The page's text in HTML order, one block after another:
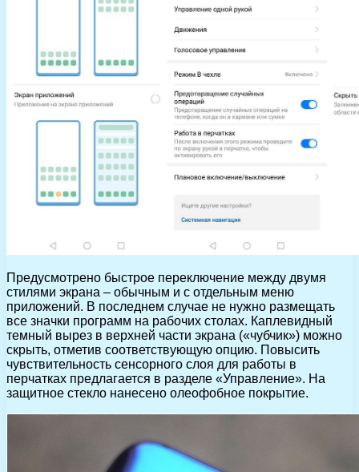
Предусмотрено быстрое переключение между двумя
стилями экрана – обычным и с отдельным меню
приложений. В последнем случае не нужно размещать
все значки программ на рабочих столах. Каплевидный
темный вырез в верхней части экрана («чубчик») можно
скрыть, отметив соответствующую опцию. Повысить
чувствительность сенсорного слоя для работы в
перчатках предлагается в разделе «Управление». На
защитное стекло нанесено олеофобное покрытие.